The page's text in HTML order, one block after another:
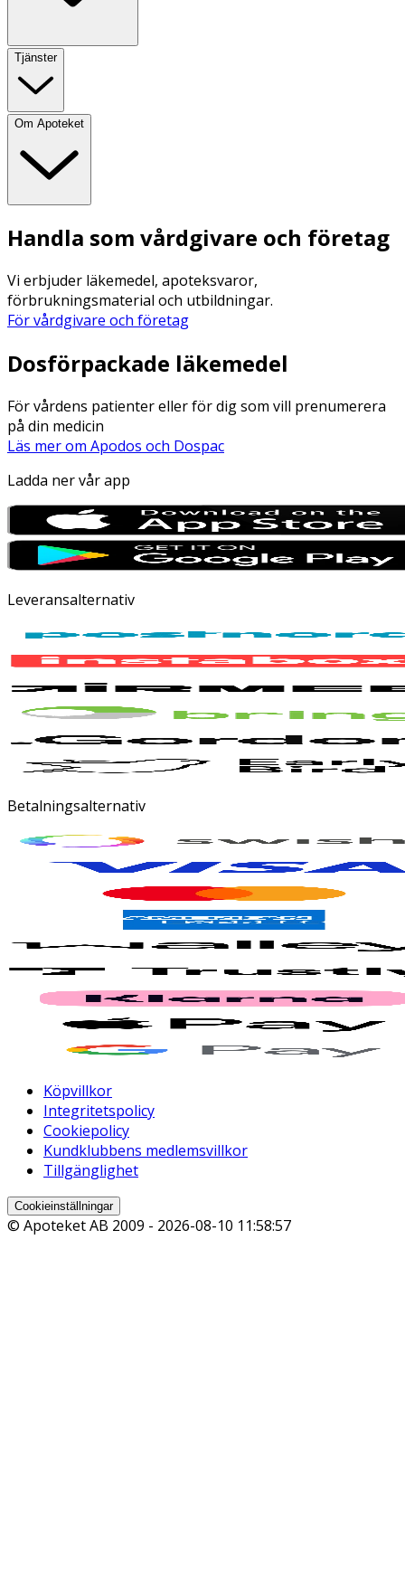
Tjänster
Om Apoteket
Handla som vårdgivare och företag
Vi erbjuder läkemedel, apoteksvaror,
förbrukningsmaterial och utbildningar.
För vårdgivare och företag
Dosförpackade läkemedel
För vårdens patienter eller för dig som vill prenumerera
på din medicin
Läs mer om Apodos och Dospac
Ladda ner vår app
Leveransalternativ
Betalningsalternativ
Köpvillkor
Integritetspolicy
Cookiepolicy
Kundklubbens medlemsvillkor
Tillgänglighet
Cookieinställningar
© Apoteket AB 2009 - 2026-08-10 11:58:57